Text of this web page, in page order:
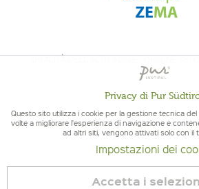
CONTROLLATA
Revoca contratto
Privacy di Pur
Questo sito utilizza i cookie per la gestione tecnica
volte a migliorare l'esperienza di navigazione e
ad altri siti, vengono attivati solo con il
Impostazioni dei
Accetta i